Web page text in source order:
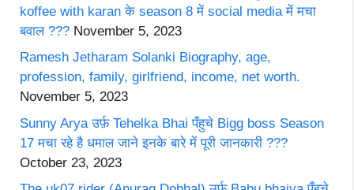
koffee with karan के season 8 में social media में मचा
बवाल ??? November 5, 2023
Ramesh Jetharam Solanki Biography, age,
profession, family, girlfriend, income, net worth.
November 5, 2023
Sunny Arya उर्फ़ Tehelka Bhai पँहुचे Bigg boss Season
17 मचा रहे है धमाल जाने इनके बारे में पूरी जानकारी ???
October 23, 2023